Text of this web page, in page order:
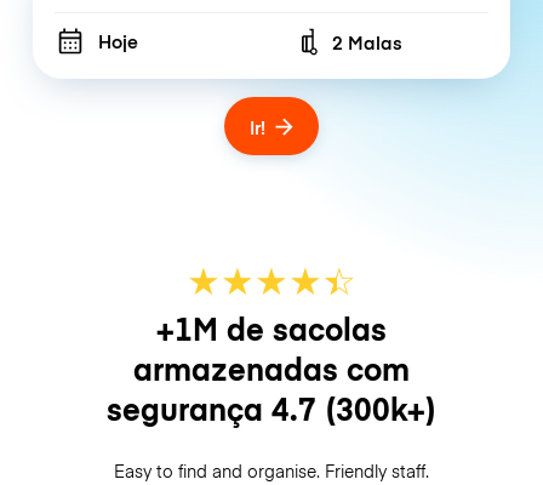
Hoje Number of bags
2 Malas
Ir!
★★★★☆
★
+1M de sacolas
armazenadas com
segurança 4.7 (300k+)
Easy to find and organise. Friendly staff.